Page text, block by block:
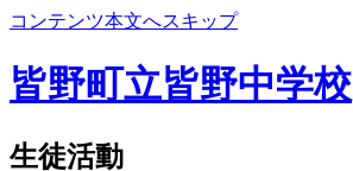
コンテンツ本文へスキップ
皆野町立皆野中学校
生徒活動